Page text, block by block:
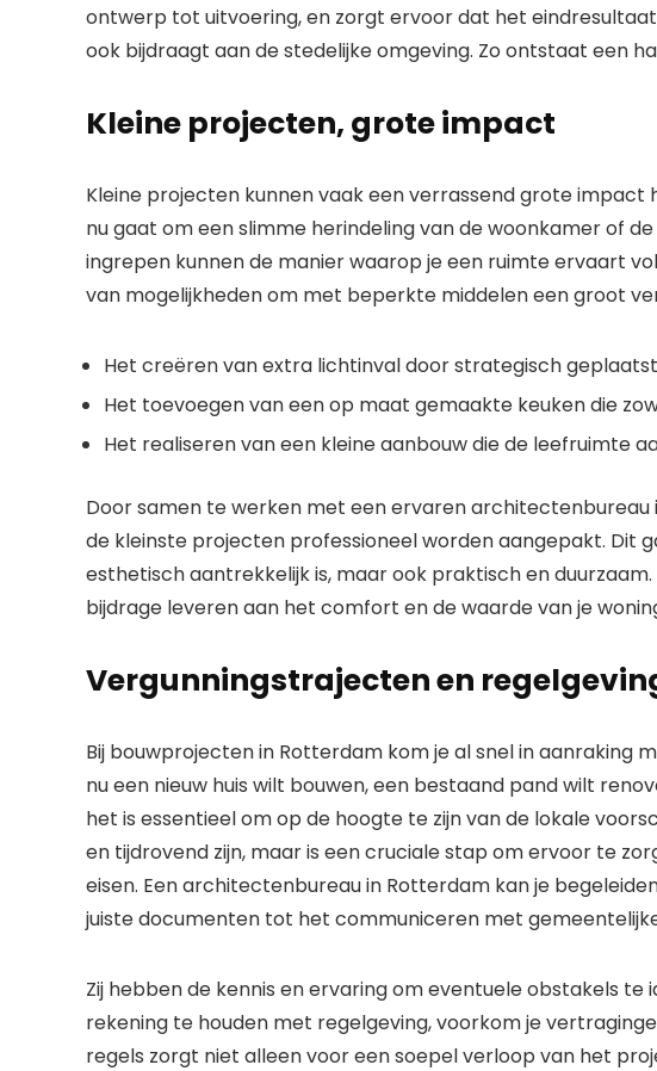
ontwerp tot uitvoering, en zorgt ervoor dat het
ook bijdraagt aan de stedelijke omgeving. Zo ontstaat een
Kleine projecten, grote impact
Kleine projecten kunnen vaak een verrassend grote
nu gaat om een slimme herindeling van de woonkamer of
ingrepen kunnen de manier waarop je een ruimte ervaart
van mogelijkheden om met beperkte middelen een groot
Het creëren van extra lichtinval door strategisch
Het toevoegen van een op maat gemaakte keuken die
Het realiseren van een kleine aanbouw die de leefruimte
Door samen te werken met een ervaren architectenbureau
de kleinste projecten professioneel worden aangepakt. Dit
esthetisch aantrekkelijk is, maar ook praktisch en
bijdrage leveren aan het comfort en de waarde van je
Vergunningstrajecten en
Bij bouwprojecten in Rotterdam kom je al snel in aanraking
nu een nieuw huis wilt bouwen, een bestaand pand wilt
het is essentieel om op de hoogte te zijn van de lokale
en tijdrovend zijn, maar is een cruciale stap om ervoor te
eisen. Een architectenbureau in Rotterdam kan je
juiste documenten tot het communiceren met
Zij hebben de kennis en ervaring om eventuele obstakels
rekening te houden met regelgeving, voorkom je
regels zorgt niet alleen voor een soepel verloop van het